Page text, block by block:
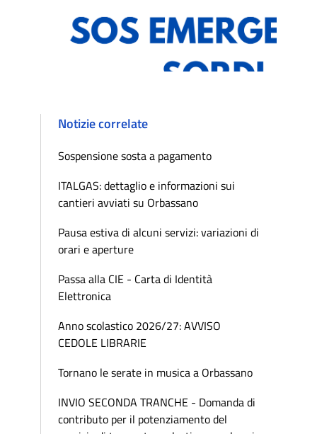
Notizie correlate
Sospensione sosta a pagamento
ITALGAS: dettaglio e informazioni sui
cantieri avviati su Orbassano
Pausa estiva di alcuni servizi: variazioni di
orari e aperture
Passa alla CIE - Carta di Identità
Elettronica
Anno scolastico 2026/27: AVVISO
CEDOLE LIBRARIE
Tornano le serate in musica a Orbassano
INVIO SECONDA TRANCHE - Domanda di
contributo per il potenziamento del